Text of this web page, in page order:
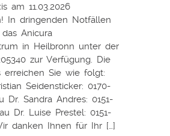
am 11.03.2026
In dringenden Notfällen
Anicura
in Heilbronn unter der
zur Verfügung. Die
erreichen Sie wie folgt:
Seidensticker: 0170-
Dr. Sandra Andres: 0151-
Dr. Luise Prestel: 0151-
danken Ihnen für Ihr […]